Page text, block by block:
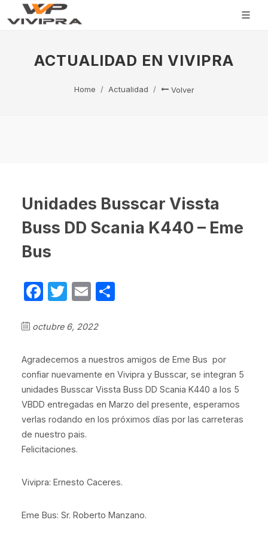
ACTUALIDAD EN VIVIPRA
Home Actualidad Volver
Unidades Busscar Vissta
Buss DD Scania K440 – Eme
Bus
Facebook
Twitter
Email
octubre 6, 2022
Agradecemos a nuestros amigos de Eme Bus por
confiar nuevamente en Vivipra y Busscar, se integran 5
unidades Busscar Vissta Buss DD Scania K440 a los 5
VBDD entregadas en Marzo del presente, esperamos
verlas rodando en los próximos días por las carreteras
de nuestro pais.
Felicitaciones.
Vivipra: Ernesto Caceres.
Eme Bus: Sr. Roberto Manzano.